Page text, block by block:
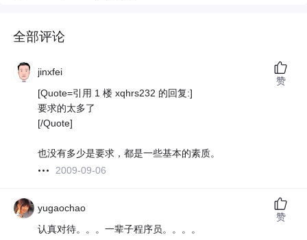
全部评论
jinxfei
[Quote=引用 1 楼 xqhrs232 的回复:]
要求的太多了
[/Quote]
也没有多少是要求，都是一些基本的素质。
2009-09-06
赞
yugaochao
认真对待。。。一辈子程序员。。。。
赞